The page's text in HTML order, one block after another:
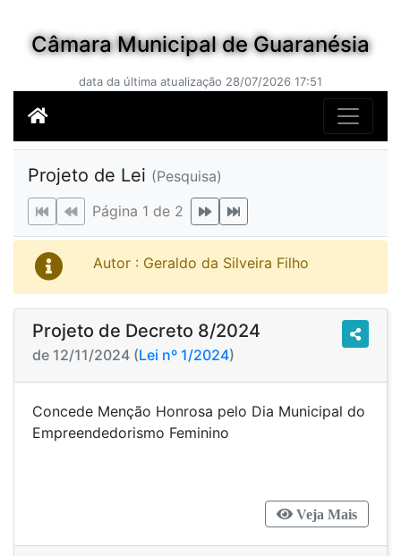
Câmara Municipal de Guaranésia
data da última atualização 28/07/2026 17:51
Projeto de Lei (Pesquisa)
Página 1 de 2
Autor : Geraldo da Silveira Filho
Projeto de Decreto 8/2024
de 12/11/2024 (Lei nº 1/2024)
Concede Menção Honrosa pelo Dia Municipal do
Empreendedorismo Feminino
Veja Mais